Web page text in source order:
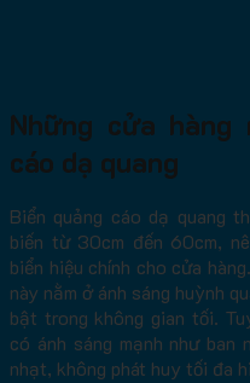
Những cửa hàng
cáo dạ quang
Biển quảng cáo dạ quang
biến từ 30cm đến 60cm,
biển hiệu chính cho cửa
này nằm ở ánh sáng huỳnh
bật trong không gian tối.
có ánh sáng mạnh như ban
nhạt, không phát huy tối đa